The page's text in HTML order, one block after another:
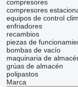
compresores
compresores
equipos de control
enfriadores
recambios
piezas de
bombas de vacío
maquinaria de
grúas de almacén
polipastos
Marca